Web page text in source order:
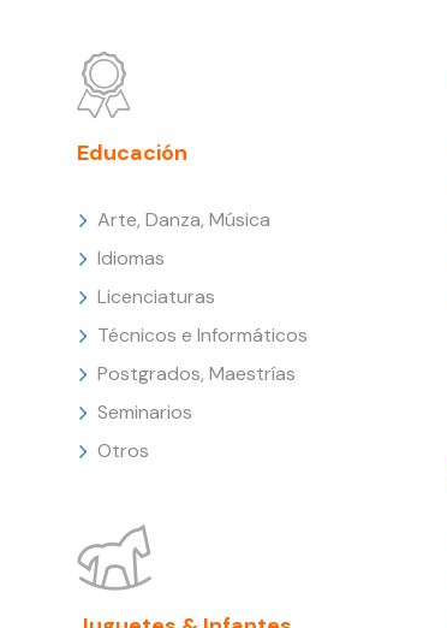
Educación
Arte, Danza, Música
Idiomas
Licenciaturas
Técnicos e Informáticos
Postgrados, Maestrías
Seminarios
Otros